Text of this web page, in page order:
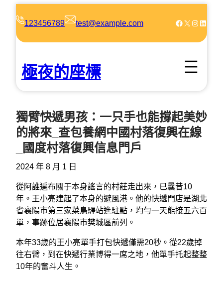
123456789 test@example.com Facebook X Instagram LinkedIn
極夜的座標
獨臂快遞男孩：一只手也能撐起美妙
的將來_查包養網中國村落復興在線
_國度村落復興信息門戶
2024 年 8 月 1 日
從阿誰遍布關于本身謠言的村莊走出來，已曩昔10
年。王小亮建起了本身的避風港。他的快遞門店是湖北
省襄陽市第三家菜鳥驛站進駐點，均勻一天能接五六百
單，事跡位居襄陽市樊城區前列。
本年33歲的王小亮單手打包快遞僅需20秒。從22歲掉
往右臂，到在快遞行業博得一席之地，他單手托起整整
10年的奮斗人生。